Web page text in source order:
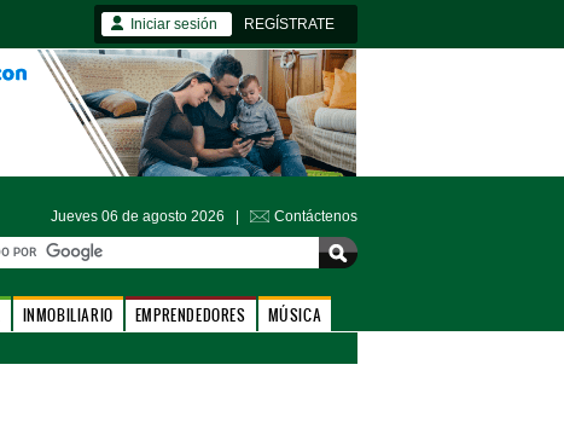
Iniciar sesión REGÍSTRATE
Jueves 06 de agosto 2026 | Contáctenos
INMOBILIARIO EMPRENDEDORES MÚSICA